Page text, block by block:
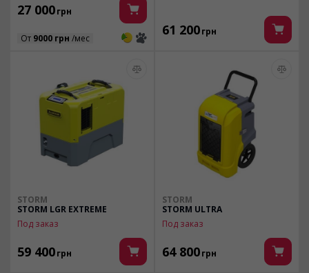
27 000грн
От 9000 грн /мес 3 3 61 200грн
STORM
STORM LGR EXTREME
Под заказ
59 400грн
STORM
STORM ULTRA
Под заказ
64 800грн